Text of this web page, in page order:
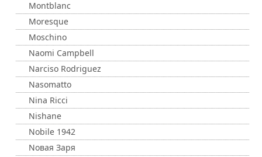
Montblanc
Moresque
Moschino
Naomi Campbell
Narciso Rodriguez
Nasomatto
Nina Ricci
Nishane
Nobile 1942
Nовая Заря